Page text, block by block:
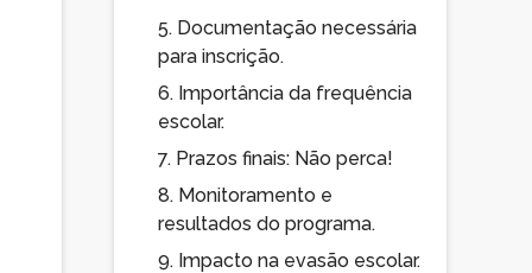
5. Documentação necessária
para inscrição.
6. Importância da frequência
escolar.
7. Prazos finais: Não perca!
8. Monitoramento e
resultados do programa.
9. Impacto na evasão escolar.